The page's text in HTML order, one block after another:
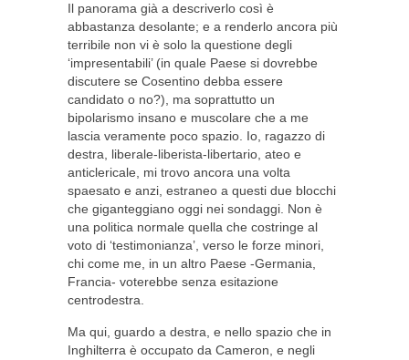
Il panorama già a descriverlo così è
abbastanza desolante; e a renderlo ancora più
terribile non vi è solo la questione degli
‘impresentabili’ (in quale Paese si dovrebbe
discutere se Cosentino debba essere
candidato o no?), ma soprattutto un
bipolarismo insano e muscolare che a me
lascia veramente poco spazio. Io, ragazzo di
destra, liberale-liberista-libertario, ateo e
anticlericale, mi trovo ancora una volta
spaesato e anzi, estraneo a questi due blocchi
che giganteggiano oggi nei sondaggi. Non è
una politica normale quella che costringe al
voto di ‘testimonianza’, verso le forze minori,
chi come me, in un altro Paese -Germania,
Francia- voterebbe senza esitazione
centrodestra.
Ma qui, guardo a destra, e nello spazio che in
Inghilterra è occupato da Cameron, e negli